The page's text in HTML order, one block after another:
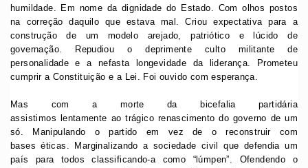
humildade. Em nome da dignidade do Estado. Com olhos postos
na correção daquilo que estava mal. Criou expectativa para a
construção de um modelo arejado, patriótico e lúcido de
governação. Repudiou o deprimente culto militante de
personalidade e a nefasta longevidade da liderança. Prometeu
cumprir a Constituição e a Lei. Foi ouvido com esperança.
Mas com a morte da bicefalia partidária
assistimos lentamente ao trágico renascimento do governo de um
só. Manipulando o partido em vez de o reconstruir com
bases éticas. Marginalizando a sociedade civil que defendia um
país para todos classificando-a como “lúmpen”. Ofendendo o